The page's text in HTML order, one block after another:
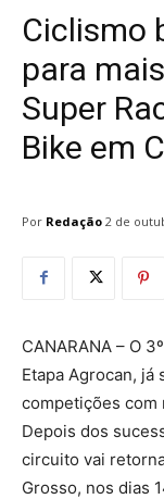
Ciclismo
para
Super
Bike em
Por Redação 2 de
CANARANA – O
Etapa Agrocan, já
competições com
Depois dos
circuito vai
Grosso, nos dias